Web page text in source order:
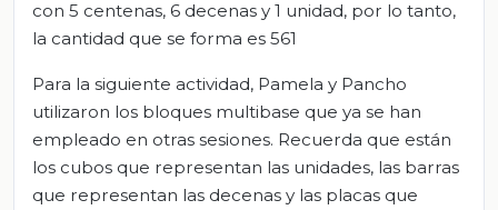
con 5 centenas, 6 decenas y 1 unidad, por lo tanto,
la cantidad que se forma es 561
Para la siguiente actividad, Pamela y Pancho
utilizaron los bloques multibase que ya se han
empleado en otras sesiones. Recuerda que están
los cubos que representan las unidades, las barras
que representan las decenas y las placas que